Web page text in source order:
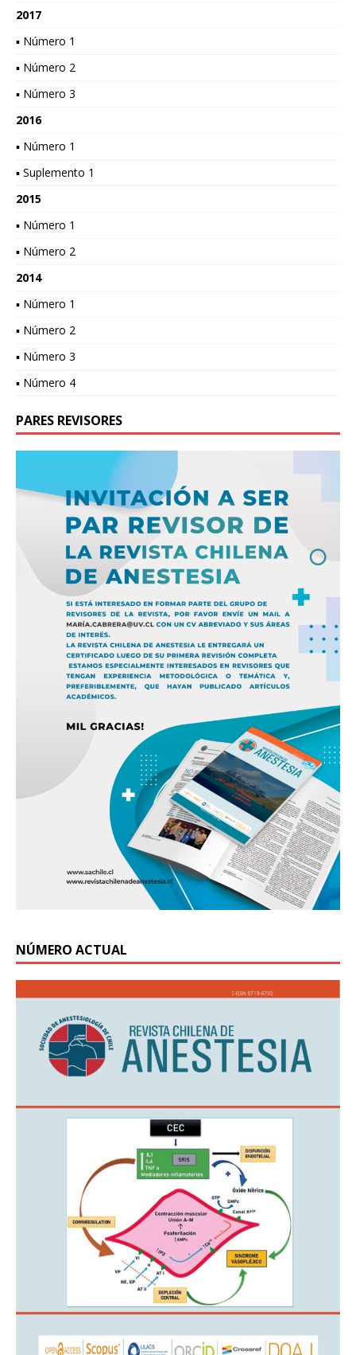
2017
▪ Número 1
▪ Número 2
▪ Número 3
2016
▪ Número 1
▪ Suplemento 1
2015
▪ Número 1
▪ Número 2
2014
▪ Número 1
▪ Número 2
▪ Número 3
▪ Número 4
PARES REVISORES
NÚMERO ACTUAL